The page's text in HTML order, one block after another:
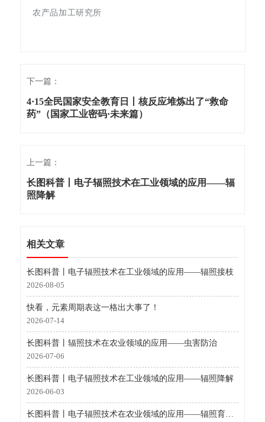
农产品加工研究所
下一篇：
4·15全民国家安全教育日丨核反应堆炼出了“救命
药”（国家工业密码·未来篇）
上一篇：
长图科普丨电子辐照技术在工业领域的应用——辐
照降解
相关文章
长图科普丨电子辐照技术在工业领域的应用——辐照接枝
2026-08-05
快看，元素周期表这一格出大事了！
2026-07-14
长图科普丨辐照技术在农业领域的应用——虫害防治
2026-07-06
长图科普丨电子辐照技术在工业领域的应用——辐照降解
2026-06-03
长图科普丨电子辐照技术在农业领域的应用——辐照育种（辐射诱变育种）